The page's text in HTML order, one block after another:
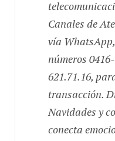
Canales de
vía
números 0416-
621.71.16,
transacción.
Navidades y
conecta
ofrece